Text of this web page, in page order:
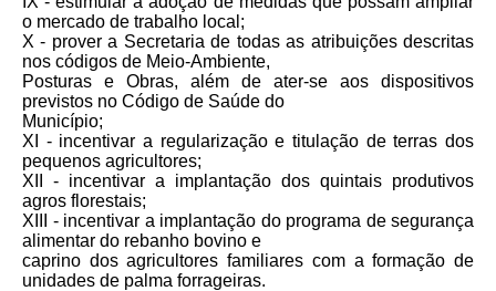
o mercado de trabalho local;
X - prover a Secretaria de todas as atribuições descritas
nos códigos de Meio-Ambiente,
Posturas e Obras, além de ater-se aos dispositivos
previstos no Código de Saúde do
Município;
XI - incentivar a regularização e titulação de terras dos
pequenos agricultores;
XII - incentivar a implantação dos quintais produtivos
agros florestais;
XIII - incentivar a implantação do programa de segurança
alimentar do rebanho bovino e
caprino dos agricultores familiares com a formação de
unidades de palma forrageiras.